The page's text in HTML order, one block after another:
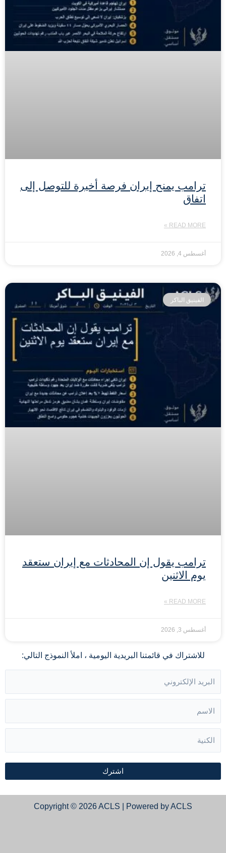
ترامب يمنح إيران فرصة أخيرة للتوصل إلى
اتفاق
READ MORE »
أغسطس 4, 2026
الفينيق الباكر
ترامب يقول إن المحادثات مع إيران ستعقد
يوم الاثنين
READ MORE »
أغسطس 3, 2026
للاشتراك في قائمتنا البريدية اليومية ، املأ النموذج التالي:
اشترك
Copyright © 2026 ACLS | Powered by ACLS